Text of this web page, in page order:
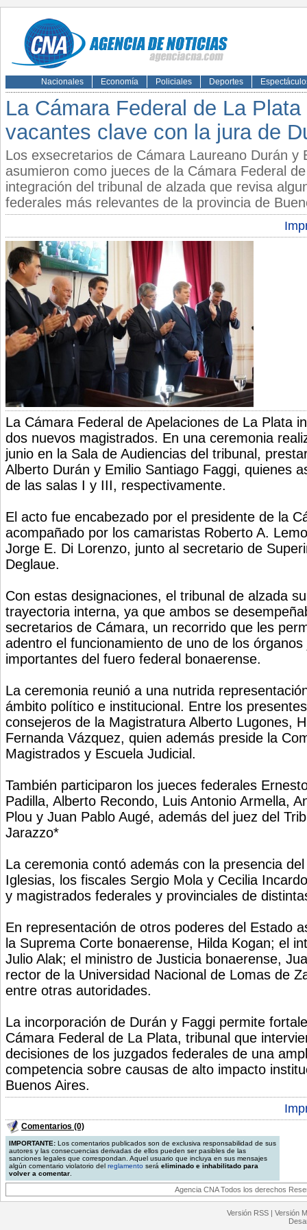
Nacionales Economía Policiales Deportes
La Cámara Federal de La
vacantes clave con la jura de
Los exsecretarios de Cámara Laureano Durán y
asumieron como jueces de la Cámara Federal
integración del tribunal de alzada que revisa
federales más relevantes de la provincia de
La Cámara Federal de Apelaciones de La Plata
dos nuevos magistrados. En una ceremonia
junio en la Sala de Audiencias del tribunal,
Alberto Durán y Emilio Santiago Faggi, quienes
de las salas I y III, respectivamente.
El acto fue encabezado por el presidente de la
acompañado por los camaristas Roberto A.
Jorge E. Di Lorenzo, junto al secretario de
Deglaue.
Con estas designaciones, el tribunal de alzada
trayectoria interna, ya que ambos se
secretarios de Cámara, un recorrido que les
adentro el funcionamiento de uno de los órganos
importantes del fuero federal bonaerense.
La ceremonia reunió a una nutrida
ámbito político e institucional. Entre los
consejeros de la Magistratura Alberto Lugones,
Fernanda Vázquez, quien además preside la
Magistrados y Escuela Judicial.
También participaron los jueces federales
Padilla, Alberto Recondo, Luis Antonio Armella,
Plou y Juan Pablo Augé, además del juez del
Jarazzo*
La ceremonia contó además con la presencia
Iglesias, los fiscales Sergio Mola y Cecilia
y magistrados federales y provinciales de
En representación de otros poderes del Estado
la Suprema Corte bonaerense, Hilda Kogan; el
Julio Alak; el ministro de Justicia bonaerense,
rector de la Universidad Nacional de Lomas de
entre otras autoridades.
La incorporación de Durán y Faggi permite
Cámara Federal de La Plata, tribunal que
decisiones de los juzgados federales de una
competencia sobre causas de alto impacto
Buenos Aires.
Comentarios (0)
IMPORTANTE: Los comentarios publicados son de exclusiva responsabilidad de sus
autores y las consecuencias derivadas de ellos pueden ser pasibles de las
sanciones legales que correspondan. Aquel usuario que incluya en sus mensajes
algún comentario violatorio del reglamento será eliminado e inhabilitado para
volver a comentar
Agencia CNA Todos los derechos
Versión RSS| Versión